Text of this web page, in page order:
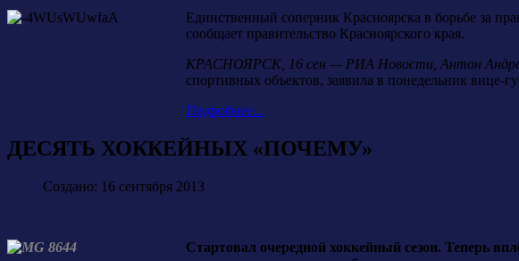
Единственный соперник Красноярска в борьбе за
сообщает правительство Красноярского края.
КРАСНОЯРСК, 16 сен — РИА Новости, Антон
спортивных объектов, заявила в понедельник
Подробнее...
ДЕСЯТЬ ХОККЕЙНЫХ «ПОЧЕМУ»
Создано: 16 сентября 2013
Стартовал очередной хоккейный сезон. Теперь